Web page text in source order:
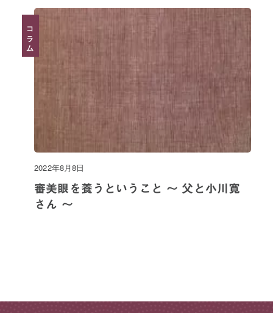
2022年8月8日
コラム
審美眼を養うということ 〜 父と小川寛
さん 〜